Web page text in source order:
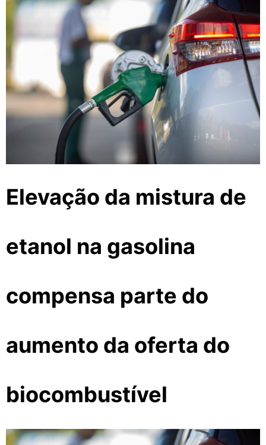
Elevação da mistura de
etanol na gasolina
compensa parte do
aumento da oferta do
biocombustível